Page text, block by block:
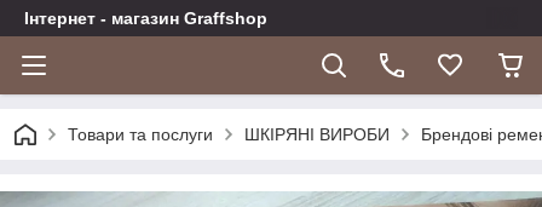
Інтернет - магазин Graffshop
Товари та послуги ШКІРЯНІ ВИРОБИ Брендові